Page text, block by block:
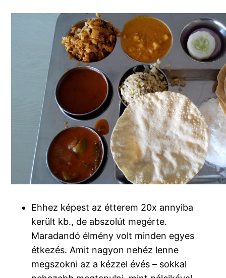
Ehhez képest az étterem 20x annyiba
került kb., de abszolút megérte.
Maradandó élmény volt minden egyes
étkezés. Amit nagyon nehéz lenne
megszokni az a kézzel évés – sokkal